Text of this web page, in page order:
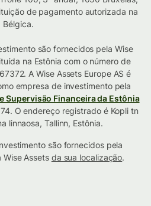
de pagamento autorizada na
Bélgica.
são fornecidos pela Wise
na Estônia com o número de
A Wise Assets Europe AS é
empresa de investimento pela
Supervisão Financeira da Estônia
O endereço registrado é Kopli tn
linnaosa, Tallinn, Estônia.
são fornecidos pela
Assets da sua localização.